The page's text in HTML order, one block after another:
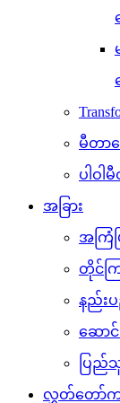
မီတာ
ပါဝ
အခြား
အကြံ
တိုင်ကြ
နည်းပ
ဆောင်း
ပြည်
လွှတ်တော်က